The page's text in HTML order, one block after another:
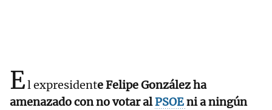
El expresidente Felipe González ha
amenazado con no votar alPSOEni a ningún